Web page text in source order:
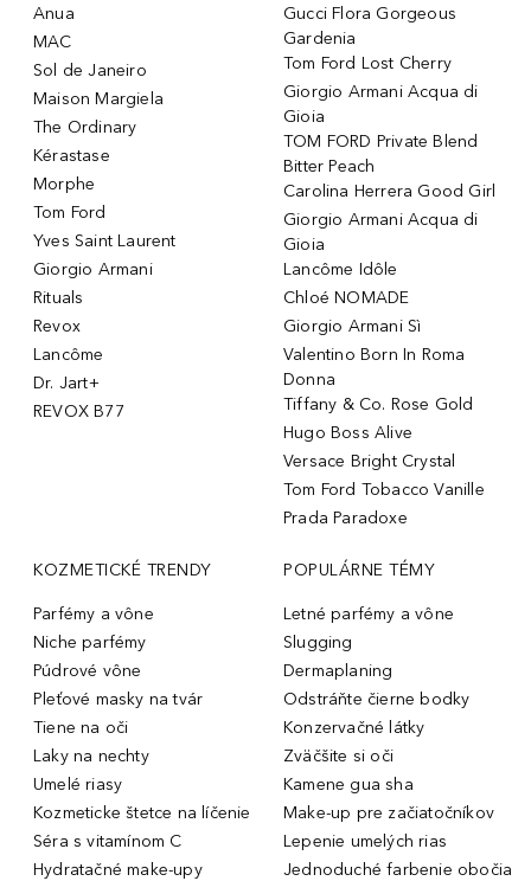
Anua
MAC
Sol de Janeiro
Maison Margiela
The Ordinary
Kérastase
Morphe
Tom Ford
Yves Saint Laurent
Giorgio Armani
Rituals
Revox
Lancôme
Dr. Jart+
REVOX B77
Gucci Flora Gorgeous
Gardenia
Tom Ford Lost Cherry
Giorgio Armani Acqua di
Gioia
TOM FORD Private Blend
Bitter Peach
Carolina Herrera Good Girl
Giorgio Armani Acqua di
Gioia
Lancôme Idôle
Chloé NOMADE
Giorgio Armani Sì
Valentino Born In Roma
Donna
Tiffany & Co. Rose Gold
Hugo Boss Alive
Versace Bright Crystal
Tom Ford Tobacco Vanille
Prada Paradoxe
KOZMETICKÉ TRENDY
Parfémy a vône
Niche parfémy
Púdrové vône
Pleťové masky na tvár
Tiene na oči
Laky na nechty
Umelé riasy
Kozmeticke štetce na líčenie
Séra s vitamínom C
Hydratačné make-upy
POPULÁRNE TÉMY
Letné parfémy a vône
Slugging
Dermaplaning
Odstráňte čierne bodky
Konzervačné látky
Zväčšite si oči
Kamene gua sha
Make-up pre začiatočníkov
Lepenie umelých rias
Jednoduché farbenie obočia